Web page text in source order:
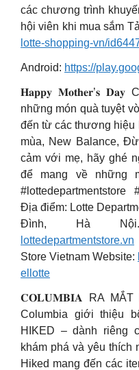
các chương trình
hội viên khi mua sắm
lotte-shopping-vn/
Android: https://
𝐇𝐚𝐩𝐩𝐲 𝐌𝐨𝐭𝐡𝐞𝐫’𝐬 𝐃𝐚𝐲
những món quà tuyệt
đến từ các thương hiệu
mùa, New Balance,
cảm với mẹ, hãy ghé
để mang về những
#lottedepartmentstore
Địa điểm: Lotte
Đình, Hà
lottedepartmentstore.vn
Store Vietnam Website:
ellotte
𝐂𝐎𝐋𝐔𝐌𝐁𝐈𝐀 RA MẮT
Columbia giới thiệu
HIKED – dành riêng
khám phá và yêu thích
Hiked mang đến các